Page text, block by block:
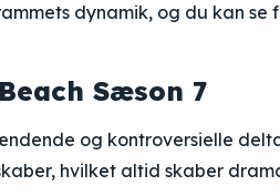
dynamik, og du kan se
Sæson 7
og kontroversielle
hvilket altid skaber